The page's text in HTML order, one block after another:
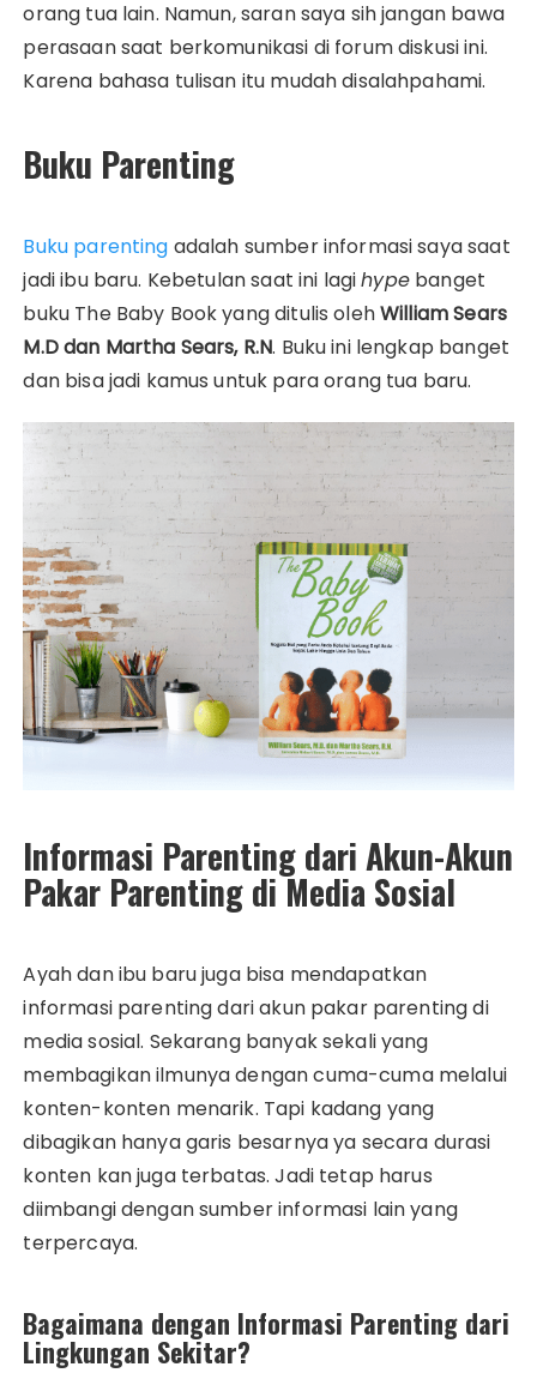
orang tua lain. Namun, saran saya sih jangan bawa
perasaan saat berkomunikasi di forum diskusi ini.
Karena bahasa tulisan itu mudah disalahpahami.
Buku Parenting
Buku parenting adalah sumber informasi saya saat
jadi ibu baru. Kebetulan saat ini lagihypebanget
buku The Baby Book yang ditulis olehWilliam Sears
M.D dan Martha Sears, R.N. Buku ini lengkap banget
dan bisa jadi kamus untuk para orang tua baru.
Informasi Parenting dari Akun-Akun
Pakar Parenting di Media Sosial
Ayah dan ibu baru juga bisa mendapatkan
informasi parenting dari akun pakar parenting di
media sosial. Sekarang banyak sekali yang
membagikan ilmunya dengan cuma-cuma melalui
konten-konten menarik. Tapi kadang yang
dibagikan hanya garis besarnya ya secara durasi
konten kan juga terbatas. Jadi tetap harus
diimbangi dengan sumber informasi lain yang
terpercaya.
Bagaimana dengan Informasi Parenting dari
Lingkungan Sekitar?